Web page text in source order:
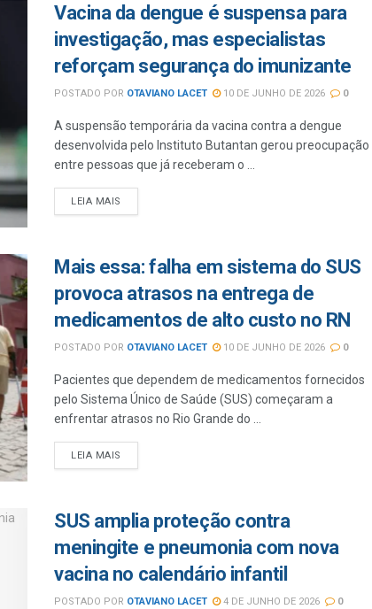
Vacina da dengue é suspensa para
investigação, mas especialistas
reforçam segurança do imunizante
POSTADO POR OTAVIANO LACET 10 DE JUNHO DE 2026 0
A suspensão temporária da vacina contra a dengue
desenvolvida pelo Instituto Butantan gerou preocupação
entre pessoas que já receberam o ...
LEIA MAIS
Mais essa: falha em sistema do SUS
provoca atrasos na entrega de
medicamentos de alto custo no RN
POSTADO POR OTAVIANO LACET 10 DE JUNHO DE 2026 0
Pacientes que dependem de medicamentos fornecidos
pelo Sistema Único de Saúde (SUS) começaram a
enfrentar atrasos no Rio Grande do ...
LEIA MAIS
SUS amplia proteção contra
meningite e pneumonia com nova
vacina no calendário infantil
POSTADO POR OTAVIANO LACET 4 DE JUNHO DE 2026 0